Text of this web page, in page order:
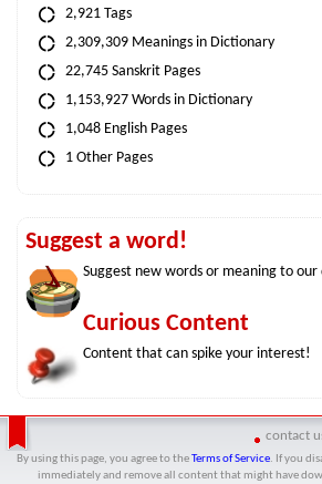
2,921 Tags
2,309,309 Meanings in Dictionary
22,745 Sanskrit Pages
1,153,927 Words in Dictionary
1,048 English Pages
1 Other Pages
Suggest a word!
Suggest new words or meaning to
Curious Content
Content that can spike your interest!
contact
By using this page, you agree to the Terms of Service. If you
immediately and remove all content that might have